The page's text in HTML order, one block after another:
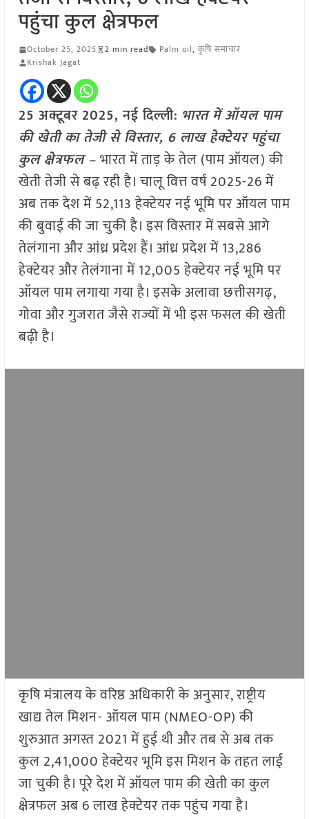
पहुंचा कुल क्षेत्रफल
October 25, 2025 2 min read Palm oil, कृषि समाचार
Krishak Jagat
25 अक्टूबर 2025, नई दिल्ली: भारत में ऑयल पाम
की खेती का तेजी से विस्तार, 6 लाख हेक्टेयर पहुंचा
कुल क्षेत्रफल –भारत में ताड़ के तेल (पाम ऑयल) की
खेती तेजी से बढ़ रही है। चालू वित्त वर्ष 2025-26 में
अब तक देश में 52,113 हेक्टेयर नई भूमि पर ऑयल पाम
की बुवाई की जा चुकी है। इस विस्तार में सबसे आगे
तेलंगाना और आंध्र प्रदेश हैं। आंध्र प्रदेश में 13,286
हेक्टेयर और तेलंगाना में 12,005 हेक्टेयर नई भूमि पर
ऑयल पाम लगाया गया है। इसके अलावा छत्तीसगढ़,
गोवा और गुजरात जैसे राज्यों में भी इस फसल की खेती
बढ़ी है।
कृषि मंत्रालय के वरिष्ठ अधिकारी के अनुसार, राष्ट्रीय
खाद्य तेल मिशन- ऑयल पाम (NMEO-OP) की
शुरुआत अगस्त 2021 में हुई थी और तब से अब तक
कुल 2,41,000 हेक्टेयर भूमि इस मिशन के तहत लाई
जा चुकी है। पूरे देश में ऑयल पाम की खेती का कुल
क्षेत्रफल अब 6 लाख हेक्टेयर तक पहुंच गया है।